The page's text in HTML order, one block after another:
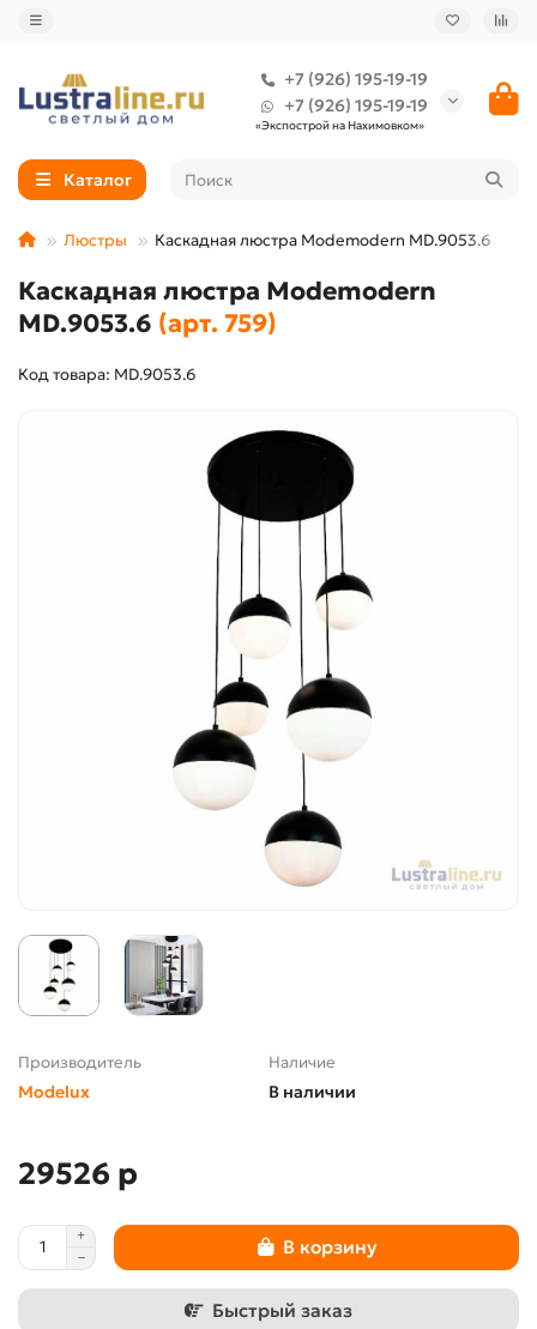
+7 (926) 195-19-19
+7 (926) 195-19-19
«Экспострой на Нахимовком»
Каталог
Люстры Каскадная люстра Modemodern MD.9053.6
Каскадная люстра Modemodern
MD.9053.6 (арт. 759)
Код товара: MD.9053.6
Производитель
Modelux
Наличие
В наличии
29526 р
В корзину
Быстрый заказ